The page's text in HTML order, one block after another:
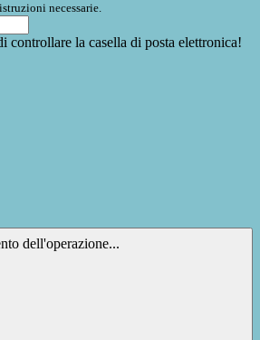
necessarie.
controllare la casella di posta elettronica!
dell'operazione...